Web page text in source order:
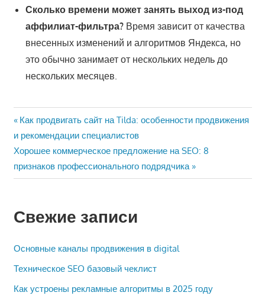
Сколько времени может занять выход из-под
аффилиат-фильтра?Время зависит от качества
внесенных изменений и алгоритмов Яндекса, но
это обычно занимает от нескольких недель до
нескольких месяцев.
Навигация
по
записям
Предыдущая
запись:
Как продвигать сайт на Tilda: особенности продвижения
и рекомендации специалистов
Следующая
запись:
Хорошее коммерческое предложение на SEO: 8
признаков профессионального подрядчика
Свежие записи
Основные каналы продвижения в digital
Техническое SEO базовый чеклист
Как устроены рекламные алгоритмы в 2025 году